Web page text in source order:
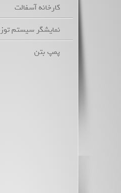
کارخانه آسفالت
نمایشگر سیستم
پمپ بتن